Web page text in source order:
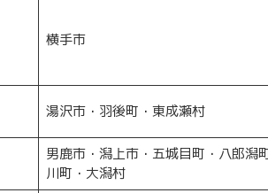
横手市
湯沢市・羽後町・東成瀬村
男鹿市・潟上市・五城目町・八郎潟
川町・大潟村